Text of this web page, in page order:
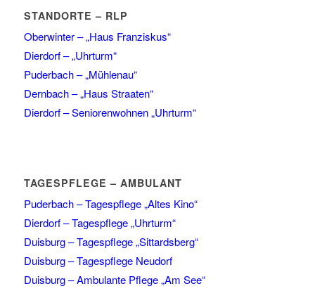
STANDORTE – RLP
Oberwinter – „Haus Franziskus“
Dierdorf – „Uhrturm“
Puderbach – „Mühlenau“
Dernbach – „Haus Straaten“
Dierdorf – Seniorenwohnen „Uhrturm“
TAGESPFLEGE – AMBULANT
Puderbach – Tagespflege „Altes Kino“
Dierdorf – Tagespflege „Uhrturm“
Duisburg – Tagespflege „Sittardsberg“
Duisburg – Tagespflege Neudorf
Duisburg – Ambulante Pflege „Am See“